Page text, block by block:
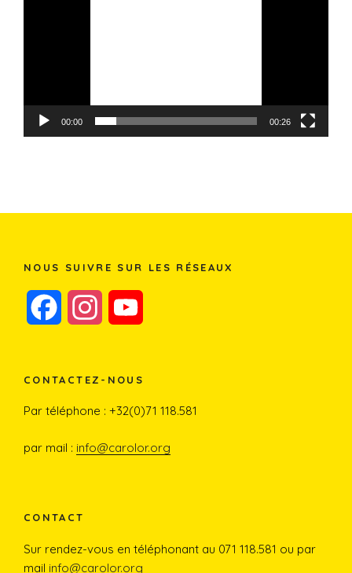
00:00 00:26
NOUS SUIVRE SUR LES RÉSEAUX
c
e
b
o
k
s
t
a
a
T
u
CONTACTEZ-NOUS
Par téléphone : +32(0)71 118.581
par mail : info@carolor.org
CONTACT
Sur rendez-vous en téléphonant au 071 118.581 ou par
mail info@carolor.org